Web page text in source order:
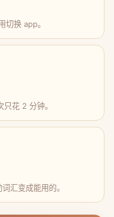
切换 app。
花 2 分钟。
汇变成能用的。